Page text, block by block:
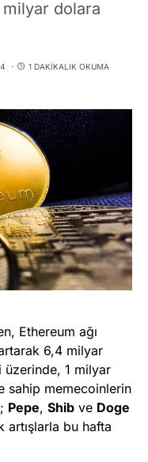
dolara
1 DAKIKALIK OKUMA
Ethereum ağı
6,4 milyar
üzerinde, 1 milyar
sahip memecoinlerin
Pepe, Shib ve Doge
artışlarla bu hafta